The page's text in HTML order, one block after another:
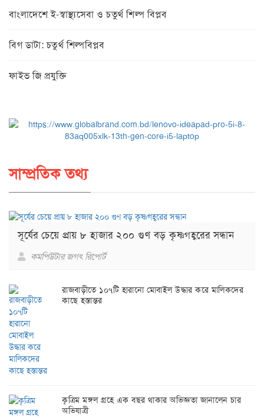
বাংলাদেশে ই-স্বাস্থ্যসেবা ও চতুর্থ শিল্প বিপ্লব
বিগ ডাটা: চতুর্থ শিল্পবিপ্লব
ফাইভ জি প্রযুক্তি
সাম্প্রতিক তথ্য
সূর্যের চেয়ে প্রায় ৮ হাজার ২০০ গুণ বড় কৃষ্ণগহ্বরের সন্ধান
কমপিউটার জগৎ রিপোর্ট
রাজবাড়ীতে ১০৭টি হারানো মোবাইল উদ্ধার করে মালিকদের
কাছে হস্তান্তর
কৃত্রিম মঙ্গল গ্রহে এক বছর থাকার অভিজ্ঞতা জানালেন চার
অভিযাত্রী